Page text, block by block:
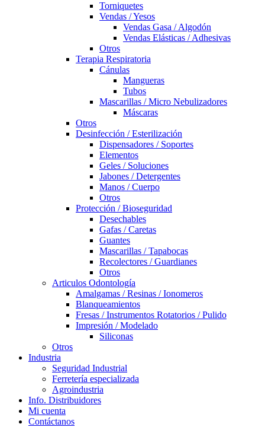
Torniquetes
Vendas / Yesos
Vendas Gasa / Algodón
Vendas Elásticas / Adhesivas
Otros
Terapia Respiratoria
Cánulas
Mangueras
Tubos
Mascarillas / Micro Nebulizadores
Máscaras
Otros
Desinfección / Esterilización
Dispensadores / Soportes
Elementos
Geles / Soluciones
Jabones / Detergentes
Manos / Cuerpo
Otros
Protección / Bioseguridad
Desechables
Gafas / Caretas
Guantes
Mascarillas / Tapabocas
Recolectores / Guardianes
Otros
Articulos Odontología
Amalgamas / Resinas / Ionomeros
Blanqueamientos
Fresas / Instrumentos Rotatorios / Pulido
Impresión / Modelado
Siliconas
Otros
Industria
Seguridad Industrial
Ferretería especializada
Agroindustria
Info. Distribuidores
Mi cuenta
Contáctanos